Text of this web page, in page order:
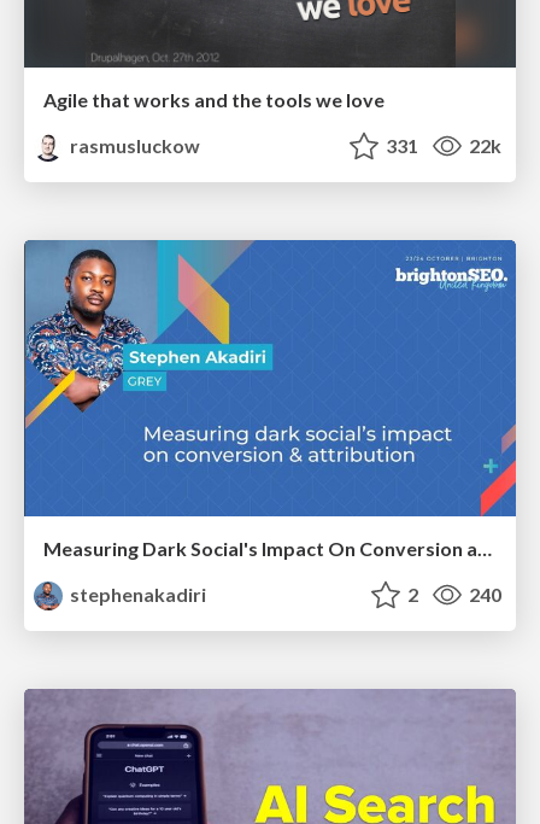
Agile that works and the tools we love
rasmusluckow
331 22k
Measuring Dark Social's Impact On Conversion and Attribution
stephenakadiri
2 240